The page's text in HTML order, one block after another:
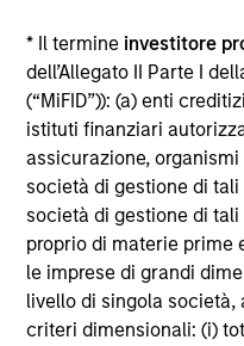
* Il termine investitore
dell’Allegato II Parte I
(“MiFID”)): (a) enti
istituti finanziari
assicurazione,
società di gestione di
società di gestione di
proprio di materie prime
le imprese di grandi
livello di singola società,
criteri dimensionali: (i)
ISIN:
Emerging Markets
Investment Team:
Share Class:A
Scheda tecnica
Key Investor
Information (KID)
Emerging Markets